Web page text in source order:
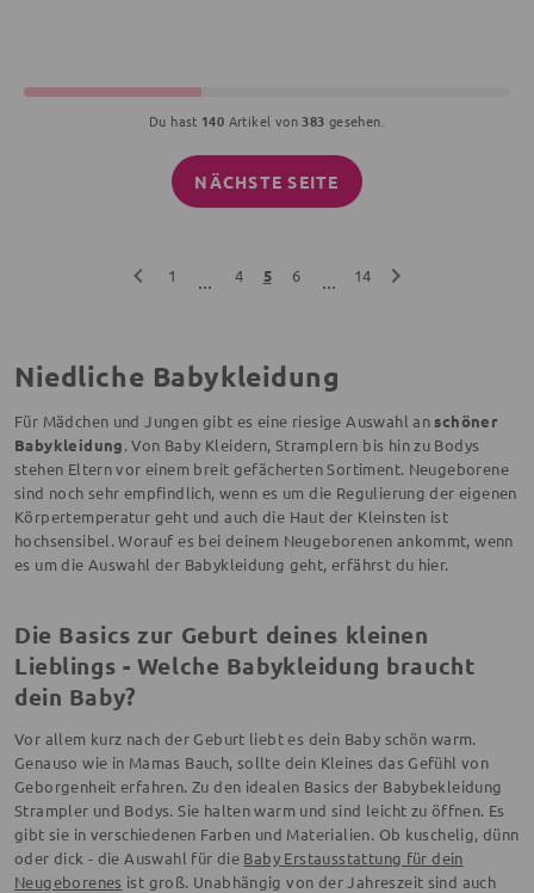
Du hast 140 Artikel von383 gesehen.
NÄCHSTE SEITE
1 4 5 6 14
Niedliche Babykleidung
Für Mädchen und Jungen gibt es eine riesige Auswahl anschöner
Babykleidung. Von Baby Kleidern, Stramplern bis hin zu Bodys
stehen Eltern vor einem breit gefächerten Sortiment. Neugeborene
sind noch sehr empfindlich, wenn es um die Regulierung der eigenen
Körpertemperatur geht und auch die Haut der Kleinsten ist
hochsensibel. Worauf es bei deinem Neugeborenen ankommt, wenn
es um die Auswahl der Babykleidung geht, erfährst du hier.
Die Basics zur Geburt deines kleinen
Lieblings - Welche Babykleidung braucht
dein Baby?
Vor allem kurz nach der Geburt liebt es dein Baby schön warm.
Genauso wie in Mamas Bauch, sollte dein Kleines das Gefühl von
Geborgenheit erfahren. Zu den idealen Basics der Babybekleidung
Strampler und Bodys. Sie halten warm und sind leicht zu öffnen. Es
gibt sie in verschiedenen Farben und Materialien. Ob kuschelig, dünn
oder dick - die Auswahl für die Baby Erstausstattung für dein
Neugeborenes ist groß. Unabhängig von der Jahreszeit sind auch